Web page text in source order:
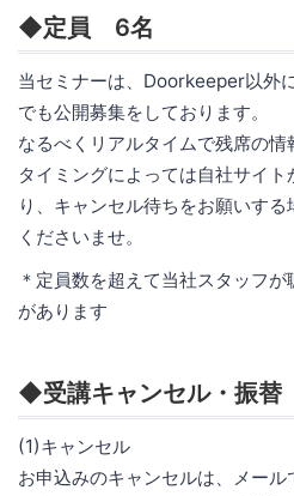
◆定員 6名
当セミナーは、Doorkeeper以外
でも公開募集をしております。
なるべくリアルタイムで残席の情
タイミングによっては自社サイ
り、キャンセル待ちをお願いす
くださいませ。
＊定員数を超えて当社スタッフ
があります
◆受講キャンセル・振替
(1)キャンセル
お申込みのキャンセルは、メール